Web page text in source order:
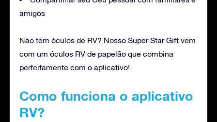
amigos
Não tem óculos de RV? Nosso Super Star Gift vem
com um óculos RV de papelão que combina
perfeitamente com o aplicativo!
Como funciona o aplicativo
RV?